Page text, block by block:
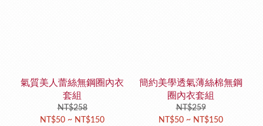
氣質美人蕾絲無鋼圈內衣
套組
NT$258
NT$50 ~ NT$150
簡約美學透氣薄絲棉無鋼
圈內衣套組
NT$259
NT$50 ~ NT$150